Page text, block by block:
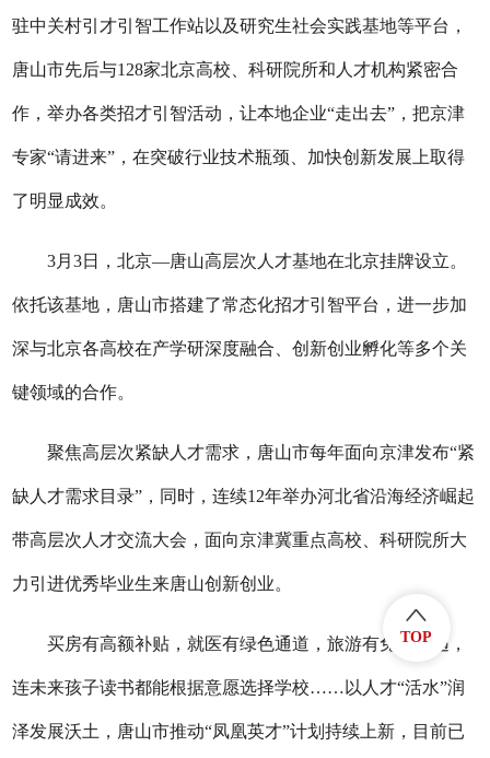
驻中关村引才引智工作站以及研究生社会实践基地等平台，
唐山市先后与128家北京高校、科研院所和人才机构紧密合
作，举办各类招才引智活动，让本地企业“走出去”，把京津
专家“请进来”，在突破行业技术瓶颈、加快创新发展上取得
了明显成效。
3月3日，北京—唐山高层次人才基地在北京挂牌设立。
依托该基地，唐山市搭建了常态化招才引智平台，进一步加
深与北京各高校在产学研深度融合、创新创业孵化等多个关
键领域的合作。
聚焦高层次紧缺人才需求，唐山市每年面向京津发布“紧
缺人才需求目录”，同时，连续12年举办河北省沿海经济崛起
带高层次人才交流大会，面向京津冀重点高校、科研院所大
力引进优秀毕业生来唐山创新创业。
买房有高额补贴，就医有绿色通道，旅游有免费待遇，
连未来孩子读书都能根据意愿选择学校……以人才“活水”润
泽发展沃土，唐山市推动“凤凰英才”计划持续上新，目前已
TOP